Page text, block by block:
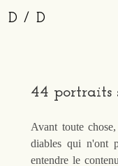
D / D
44 portraits
Avant toute
diables qui n'ont
entendre le